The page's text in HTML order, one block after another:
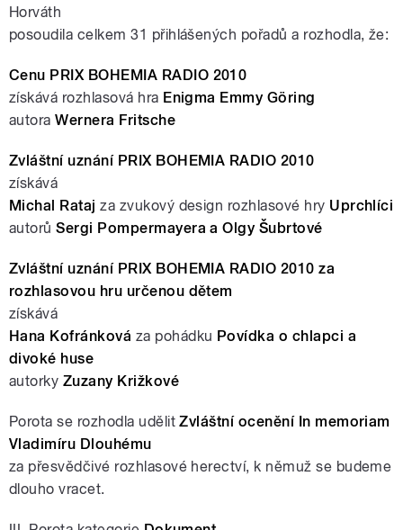
Horváth
posoudila celkem 31 přihlášených pořadů a rozhodla, že:
Cenu PRIX BOHEMIA RADIO 2010
získává rozhlasová hra Enigma Emmy Göring
autora Wernera Fritsche
Zvláštní uznání PRIX BOHEMIA RADIO 2010
získává
Michal Rataj za zvukový design rozhlasové hry Uprchlíci
autorůSergi Pompermayera a Olgy Šubrtové
Zvláštní uznání PRIX BOHEMIA RADIO 2010 za
rozhlasovou hru určenou dětem
získává
Hana Kofránková za pohádku Povídka o chlapci a
divoké huse
autorky Zuzany Križkové
Porota se rozhodla udělitZvláštní ocenění In memoriam
Vladimíru Dlouhému
za přesvědčivé rozhlasové herectví, k němuž se budeme
dlouho vracet.